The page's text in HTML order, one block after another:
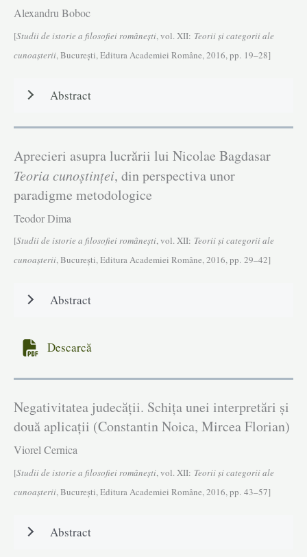
Alexandru Boboc
[Studii de istorie a filosofiei româneşti, vol. XII: Teorii și categorii ale
cunoașterii, Bucureşti, Editura Academiei Române, 2016, pp. 19–28]
Abstract
Aprecieri asupra lucrării lui Nicolae Bagdasar
Teoria cunoştinţei, din perspectiva unor
paradigme metodologice
Teodor Dima
[Studii de istorie a filosofiei româneşti, vol. XII: Teorii și categorii ale
cunoașterii, Bucureşti, Editura Academiei Române, 2016, pp. 29–42]
Abstract
Descarcă
Negativitatea judecății. Schița unei interpretări și
două aplicații (Constantin Noica, Mircea Florian)
Viorel Cernica
[Studii de istorie a filosofiei româneşti, vol. XII: Teorii și categorii ale
cunoașterii, Bucureşti, Editura Academiei Române, 2016, pp. 43–57]
Abstract